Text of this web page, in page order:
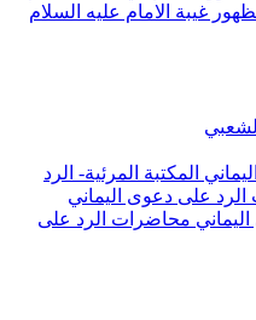
عليه السلام
المرئية- الرد
اليماني
الرد على